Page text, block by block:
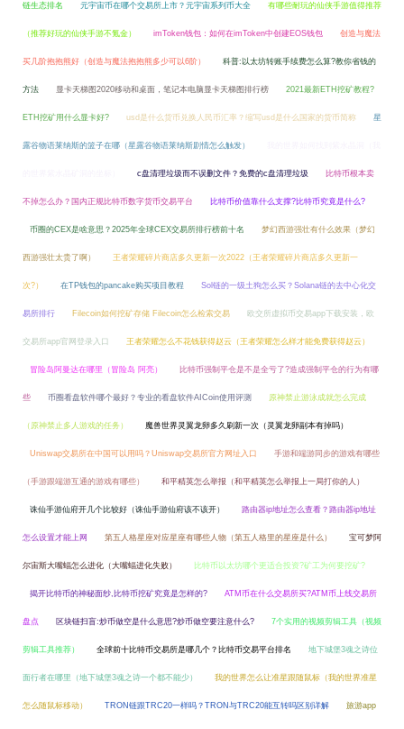
链生态排名 元宇宙币在哪个交易所上市？元宇宙系列币大全 有哪些耐玩的仙侠手游值得推荐
（推荐好玩的仙侠手游不氪金） imToken钱包：如何在imToken中创建EOS钱包 创造与魔法
买几阶抱抱熊好（创造与魔法抱抱熊多少可以6阶） 科普:以太坊转账手续费怎么算?教你省钱的
方法 显卡天梯图2020移动和桌面，笔记本电脑显卡天梯图排行榜 2021最新ETH挖矿教程?
ETH挖矿用什么显卡好? usd是什么货币兑换人民币汇率？缩写usd是什么国家的货币简称 星
露谷物语莱纳斯的篮子在哪（星露谷物语莱纳斯剧情怎么触发）
c盘清理垃圾而不误删文件？免费的c盘清理垃圾 比特币根本卖
不掉怎么办？国内正规比特币数字货币交易平台 比特币价值靠什么支撑?比特币究竟是什么?
币圈的CEX是啥意思？2025年全球CEX交易所排行榜前十名 梦幻西游强壮有什么效果（梦幻
西游强壮太贵了啊） 王者荣耀碎片商店多久更新一次2022（王者荣耀碎片商店多久更新一
次?） 在TP钱包的pancake购买项目教程 Sol链的一级土狗怎么买？Solana链的去中心化交
易所排行 Filecoin如何挖矿存储 Filecoin怎么检索交易 欧交所虚拟币交易app下载安装，欧
交易所app官网登录入口 王者荣耀怎么不花钱获得赵云（王者荣耀怎么样才能免费获得赵云）
冒险岛阿曼达在哪里（冒险岛 阿亮） 比特币强制平仓是不是全亏了?造成强制平仓的行为有哪
些 币圈看盘软件哪个最好？专业的看盘软件AICoin使用评测 原神禁止游泳成就怎么完成
（原神禁止多人游戏的任务） 魔兽世界灵翼龙卵多久刷新一次（灵翼龙卵副本有掉吗）
Uniswap交易所在中国可以用吗？Uniswap交易所官方网址入口 手游和端游同步的游戏有哪些
（手游跟端游互通的游戏有哪些） 和平精英怎么举报（和平精英怎么举报上一局打你的人）
诛仙手游仙府开几个比较好（诛仙手游仙府该不该开） 路由器ip地址怎么查看？路由器ip地址
怎么设置才能上网 第五人格星座对应星座有哪些人物（第五人格里的星座是什么） 宝可梦阿
尔宙斯大嘴蝠怎么进化（大嘴蝠进化失败） 比特币以太坊哪个更适合投资?矿工为何要挖矿?
揭开比特币的神秘面纱,比特币挖矿究竟是怎样的? ATM币在什么交易所买?ATM币上线交易所
盘点 区块链扫盲:炒币做空是什么意思?炒币做空要注意什么? 7个实用的视频剪辑工具（视频
剪辑工具推荐） 全球前十比特币交易所是哪几个？比特币交易平台排名 地下城堡3魂之诗位
面行者在哪里（地下城堡3魂之诗一个都不能少） 我的世界怎么让准星跟随鼠标（我的世界准星
怎么随鼠标移动） TRON链跟TRC20一样吗？TRON与TRC20能互转吗区别详解 旅游app